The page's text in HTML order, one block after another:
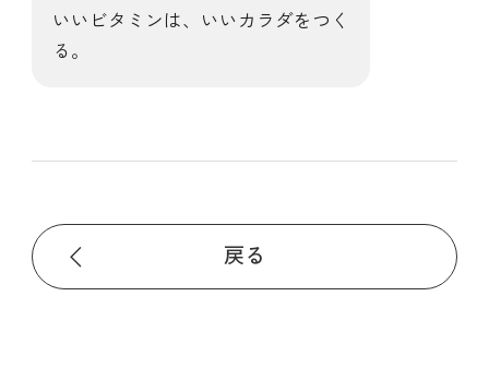
いいビタミンは、いいカラダをつく
る。
戻る